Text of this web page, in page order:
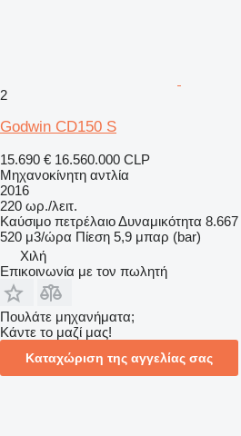
2
Godwin CD150 S
15.690 € 16.560.000 CLP
Μηχανοκίνητη αντλία
2016
220 ωρ./λειτ.
Καύσιμο πετρέλαιοΔυναμικότητα 8.667
520 μ3/ώρα Πίεση 5,9 μπαρ (bar)
Χιλή
Επικοινωνία με τον πωλητή
Πουλάτε μηχανήματα;
Κάντε το μαζί μας!
Καταχώριση της αγγελίας σας